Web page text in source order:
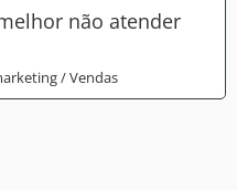
não atender
/ Vendas